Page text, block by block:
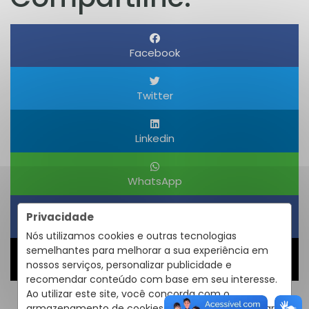
Privacidade
Nós utilizamos cookies e outras tecnologias
semelhantes para melhorar a sua experiência em
nossos serviços, personalizar publicidade e
recomendar conteúdo com base em seu interesse.
Ao utilizar este site, você concorda com o
Facebook
Twitter
Linkedin
WhatsApp
Compartilhar